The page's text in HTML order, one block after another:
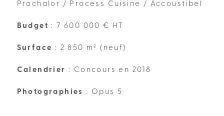
Prochalor / Process Cuisine / Accoustibel
Budget : 7 600 000 € HT
Surface : 2 850 m² (neuf)
Calendrier : Concours en 2018
Photographies : Opus 5